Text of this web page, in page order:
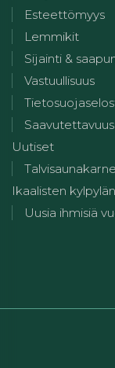
Esteettömyys
Lemmikit
Sijainti &
Vastuullisuus
Saavutettavuus
Uutiset
Ikaalisten
Uusia ihmisiä